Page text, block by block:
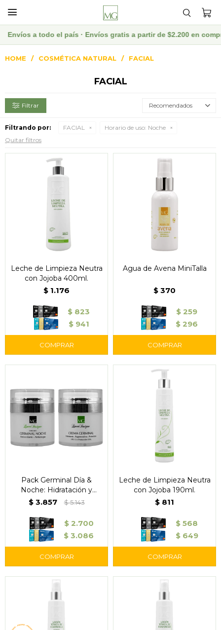

a todo el país · Envíos gratis a partir de $2.200 en compras web
HOME COSMÉTICA NATURAL FACIAL
FACIAL
Recomendados
Filtrando por: FACIAL Horario de uso: Noche
Quitar filtros
Leche de Limpieza Neutra
con Jojoba 400ml.
$ 1.176
$ 823
$ 941
Agua de Avena MiniTalla
$ 370
$ 259
$ 296
Pack Germinal Día &
Noche: Hidratación y
Renovación de la Piel
$ 3.857 $5.143
$ 2.700
$ 3.086
Leche de Limpieza Neutra
con Jojoba 190ml.
$ 811
$ 568
$ 649